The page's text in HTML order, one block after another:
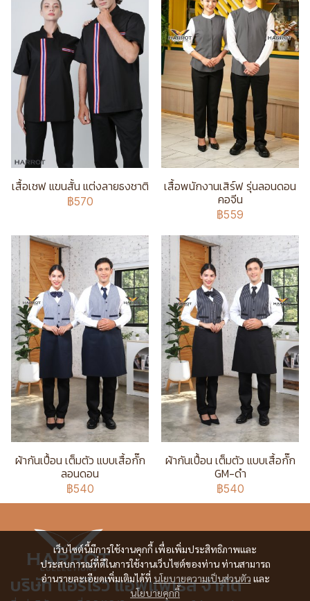
เสื้อเชฟ แขนสั้น แต่งลายธงชาติ
฿570
เสื้อพนักงานเสิร์ฟ รุ่นลอนดอน
คอจีน
฿559
ผ้ากันเปื้อน เต็มตัว แบบเสื้อกั๊ก
ลอนดอน
฿540
ผ้ากันเปื้อน เต็มตัว แบบเสื้อกั๊ก
GM-ดำ
฿540
เว็บไซต์นี้มีการใช้งานคุกกี้ เพื่อเพิ่มประสิทธิภาพและ
ประสบการณ์ที่ดีในการใช้งานเว็บไซต์ของท่าน ท่านสามารถ
อ่านรายละเอียดเพิ่มเติมได้ที่ นโยบายความเป็นส่วนตัว และ
นโยบายคุกกี้
บริษัท แอร์โรว์ แอพแพเรล จำกัด